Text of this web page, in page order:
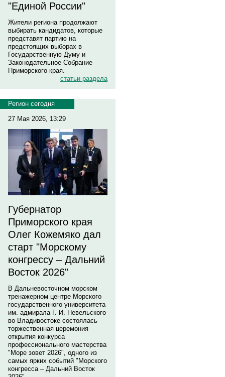
"Единой России"
Жители региона продолжают
выбирать кандидатов, которые
представят партию на
предстоящих выборах в
Государственную Думу и
Законодательное Собрание
Приморского края.
статьи раздела
Регион сегодня
27 Мая 2026, 13:29
Губернатор
Приморского края
Олег Кожемяко дал
старт "Морскому
конгрессу – Дальний
Восток 2026"
В Дальневосточном морском
тренажерном центре Морского
государственного университета
им. адмирала Г. И. Невельского
во Владивостоке состоялась
торжественная церемония
открытия конкурса
профессионального мастерства
"Море зовет 2026", одного из
самых ярких событий "Морского
конгресса – Дальний Восток